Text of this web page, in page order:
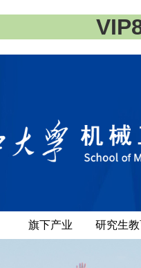
旗下产业 研究生